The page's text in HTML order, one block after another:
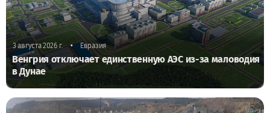
3 августа 2026 г. • Евразия
Венгрия отключает единственную АЭС из-за маловодия
в Дунае